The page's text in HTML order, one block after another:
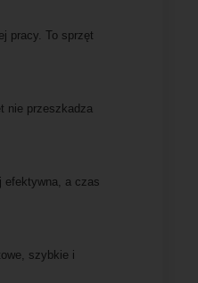
pracy. To sprzęt
nie przeszkadza
efektywna, a czas
szybkie i